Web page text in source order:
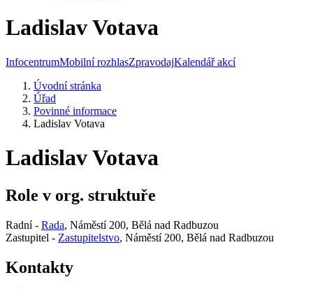
Ladislav Votava
InfocentrumMobilní rozhlasZpravodajKalendář akcí
Úvodní stránka
Úřad
Povinné informace
Ladislav Votava
Ladislav Votava
Role v org. struktuře
Radní - Rada, Náměstí 200, Bělá nad Radbuzou
Zastupitel - Zastupitelstvo, Náměstí 200, Bělá nad Radbuzou
Kontakty